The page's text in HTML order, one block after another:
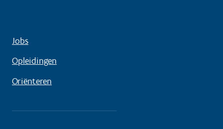
Jobs
Opleidingen
Oriënteren